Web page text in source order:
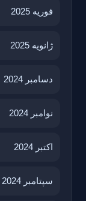
فوریه 2025
ژانویه 2025
دسامبر 2024
نوامبر 2024
اکتبر 2024
سپتامبر 2024